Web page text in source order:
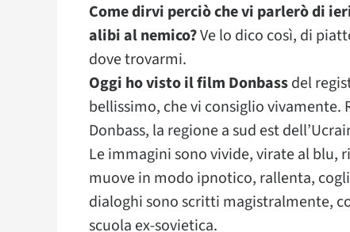
Come dirvi perciò che vi parlerò di
alibi al nemico?Ve lo dico così, di
dove trovarmi.
Oggi ho visto il film Donbassdel
bellissimo, che vi consiglio vivamente.
Donbass, la regione a sud est
Le immagini sono vivide, virate al blu,
muove in modo ipnotico, rallenta,
dialoghi sono scritti magistralmente,
scuola ex-sovietica.